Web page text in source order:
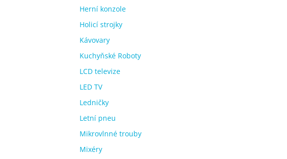
Herní konzole
Holicí strojky
Kávovary
Kuchyňské Roboty
LCD televize
LED TV
Ledničky
Letní pneu
Mikrovlnné trouby
Mixéry